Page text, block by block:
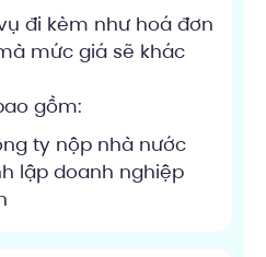
đi kèm như hoá đơn
mức giá sẽ khác
gồm:
ty nộp nhà nước
lập doanh nghiệp